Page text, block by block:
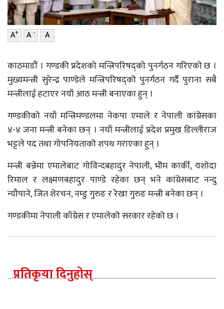
A+ A- A
काठमाडौं । गण्डकी प्रदेशको मन्त्रिपरिषद्को पुनर्गठन गरिएको छ ।
मुख्यमन्त्री सुरेन्द्र पाण्डेले मन्त्रिपरिषद्को पुनर्गठन गर्दै पुराना सबै
मन्त्रीलाई हटाएर नयाँ आठ मन्त्री बनाएका हुन् ।
गण्डकीको नयाँ मन्त्रिमण्डलमा नेकपा एमाले र नेपाली कांग्रेसका
४-४ जना मन्त्री बनेका छन् । नयाँ मन्त्रीलाई प्रदेश प्रमुख डिल्लीराज
भट्टले पद तथा गोपनियताको शपथ गराएका हुन् ।
मन्त्री बन्नेमा एमालेबाट गोविन्दबहादुर नेपाली, भीम कार्की, यशोदा
रिमाल र लक्ष्मणबहादुर पाण्डे रहेका छन् भने कांग्रेसबाट नन्दु
न्यौपाने, जित शेरचन, नम्डु गुरुङ र रेखा गुरुङ मन्त्री बनेका छन् ।
गण्डकीमा नेपाली काँग्रेस र एमालेको सरकार रहेको छ ।
प्रतिकृया दिनुहोस्